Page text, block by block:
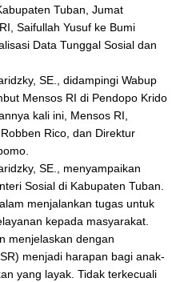
Tuban, Jumat
Saifullah Yusuf ke Bumi
Data Tunggal Sosial dan
SE., didampingi Wabup
Mensos RI di Pendopo Krido
kali ini, Mensos RI,
Rico, dan Direktur
SE., menyampaikan
Sosial di Kabupaten Tuban.
menjalankan tugas untuk
kepada masyarakat.
menjelaskan dengan
menjadi harapan bagi anak-
yang layak. Tidak terkecuali